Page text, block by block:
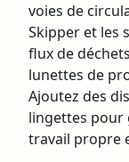
voies de
Skipper et les
flux de
lunettes de
Ajoutez des
lingettes pour
travail propre